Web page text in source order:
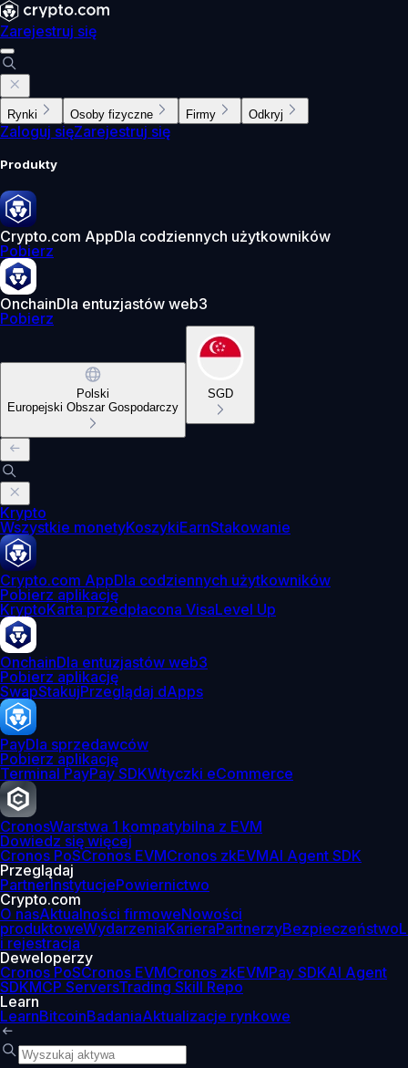
Zarejestruj się
Rynki Osoby fizyczne Firmy Odkryj
Zaloguj sięZarejestruj się
Produkty
Crypto.com AppDla codziennych użytkowników
Pobierz
OnchainDla entuzjastów web3
Pobierz
Polski
Europejski Obszar Gospodarczy
SGD
Krypto
Wszystkie monetyKoszykiEarnStakowanie
Crypto.com AppDla codziennych użytkowników
Pobierz aplikację
KryptoKarta przedpłacona VisaLevel Up
OnchainDla entuzjastów web3
Pobierz aplikację
SwapStakujPrzeglądaj dApps
PayDla sprzedawców
Pobierz aplikację
Terminal PayPay SDKWtyczki eCommerce
CronosWarstwa 1 kompatybilna z EVM
Dowiedz się więcej
Cronos PoSCronos EVMCronos zkEVMAI Agent SDK
Przeglądaj
PartnerInstytucjePowiernictwo
Crypto.com
O nasAktualności firmoweNowości
produktoweWydarzeniaKarieraPartnerzyBezpieczeństwo
i rejestracja
Deweloperzy
Cronos PoSCronos EVMCronos zkEVMPay SDKAI Agent
SDKMCP ServersTrading Skill Repo
Learn
LearnBitcoinBadaniaAktualizacje rynkowe